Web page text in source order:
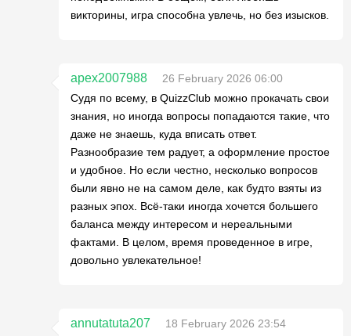
викторины, игра способна увлечь, но без изысков.
apex2007988
26 February 2026 06:00
Судя по всему, в QuizzClub можно прокачать свои
знания, но иногда вопросы попадаются такие, что
даже не знаешь, куда вписать ответ.
Разнообразие тем радует, а оформление простое
и удобное. Но если честно, несколько вопросов
были явно не на самом деле, как будто взяты из
разных эпох. Всё-таки иногда хочется большего
баланса между интересом и нереальными
фактами. В целом, время проведенное в игре,
довольно увлекательное!
annutatuta207
18 February 2026 23:54